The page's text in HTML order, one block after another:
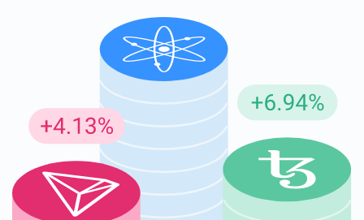
support@atomicwallet.io
Güncellemeler için Abone Ol
En son proje güncellemelerini ve kripto kılavuzlarını ilk alan
siz olun